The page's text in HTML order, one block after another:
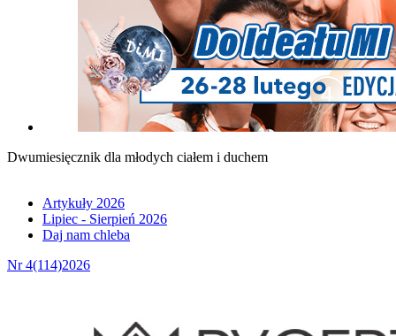
Dwumiesięcznik dla młodych ciałem i duchem
Artykuły 2026
Lipiec - Sierpień 2026
Daj nam chleba
Nr 4(114)2026